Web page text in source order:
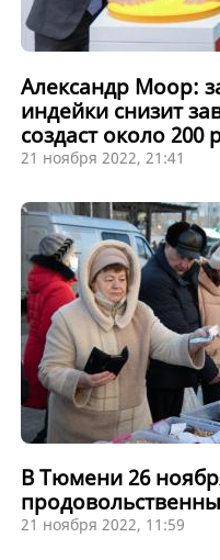
Александр Моор:
индейки снизит
создаст около 200
21 ноября 2022, 21:41
В Тюмени 26
21 ноября 2022, 11:59